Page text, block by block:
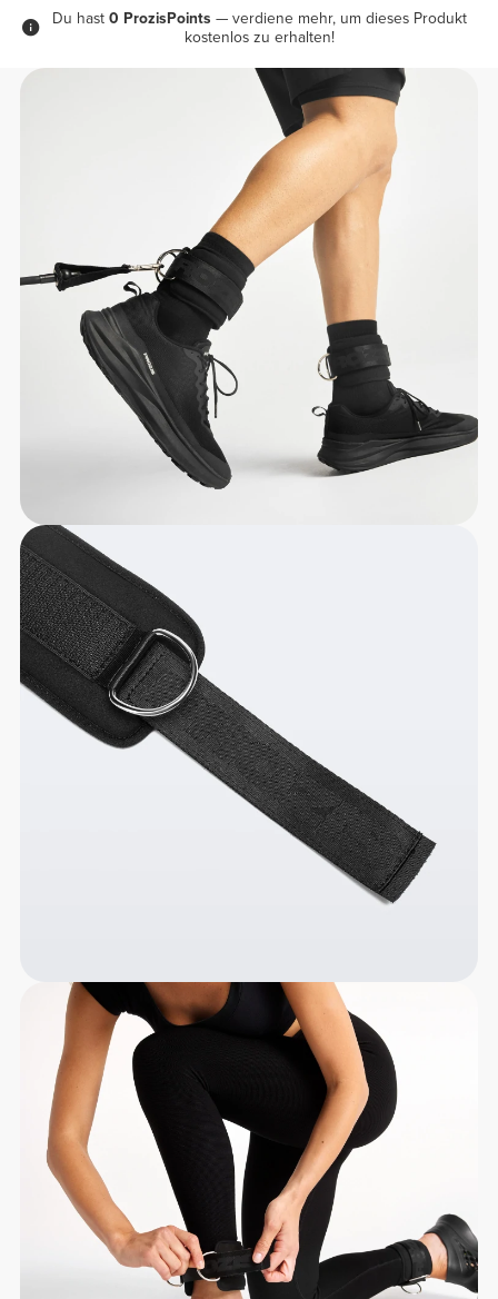
Du hast 0 ProzisPoints — verdiene mehr, um dieses Produkt
kostenlos zu erhalten!